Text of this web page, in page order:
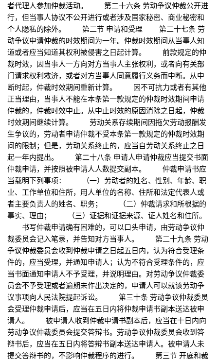
者代理人参加仲裁活动。 第二十六条 劳动争议仲裁公开进
行，但当事人协议不公开进行或者涉及国家秘密、商业秘密和
个人隐私的除外。 第二节 申请和受理 第二十七条 劳
动争议申请仲裁的时效期间为一年。仲裁时效期间从当事人知
道或者应当知道其权利被侵害之日起计算。 前款规定的仲
裁时效，因当事人一方向对方当事人主张权利，或者向有关部
门请求权利救济，或者对方当事人同意履行义务而中断。从中
断时起，仲裁时效期间重新计算。 因不可抗力或者有其他
正当理由，当事人不能在本条第一款规定的仲裁时效期间申请
仲裁的，仲裁时效中止。从中止时效的原因消除之日起，仲裁
时效期间继续计算。 劳动关系存续期间因拖欠劳动报酬发
生争议的，劳动者申请仲裁不受本条第一款规定的仲裁时效期
间的限制；但是，劳动关系终止的，应当自劳动关系终止之日
起一年内提出。 第二十八条 申请人申请仲裁应当提交书面
仲裁申请，并按照被申请人人数提交副本。 仲裁申请书应
当载明下列事项： （一）劳动者的姓名、性别、年龄、职
业、工作单位和住所，用人单位的名称、住所和法定代表人或
者主要负责人的姓名、职务； （二）仲裁请求和所根据的
事实、理由； （三）证据和证据来源、证人姓名和住所。
书写仲裁申请确有困难的，可以口头申请，由劳动争议仲
裁委员会记入笔录，并告知对方当事人。 第二十九条 劳动
争议仲裁委员会收到仲裁申请之日起五日内，认为符合受理条
件的，应当受理，并通知申请人；认为不符合受理条件的，应
当书面通知申请人不予受理，并说明理由。对劳动争议仲裁委
员会不予受理或者逾期未作出决定的，申请人可以就该劳动争
议事项向人民法院提起诉讼。 第三十条 劳动争议仲裁委员
会受理仲裁申请后，应当在五日内将仲裁申请书副本送达被申
请人。 被申请人收到仲裁申请书副本后，应当在十日内向
劳动争议仲裁委员会提交答辩书。劳动争议仲裁委员会收到答
辩书后，应当在五日内将答辩书副本送达申请人。被申请人未
提交答辩书的，不影响仲裁程序的进行。 第三节 开庭和裁